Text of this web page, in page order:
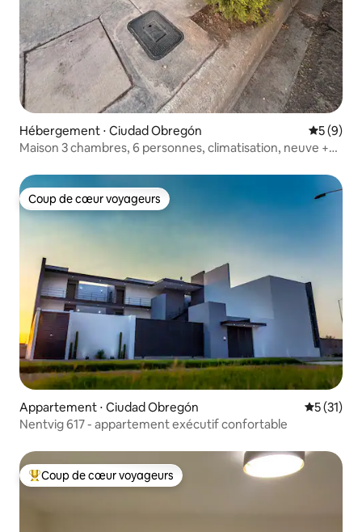
Hébergement ⋅ Ciudad Obregón
5 (9)
Maison 3 chambres, 6 personnes, climatisation, neuve +
Coup de cœur voyageurs
Coup de cœur voyageurs
Appartement ⋅ Ciudad Obregón
5 (31)
Nentvig 617 - appartement exécutif confortable
Coups de cœur voyageurs les plus appréciés
Coup de cœur voyageurs